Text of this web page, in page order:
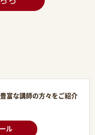
富な講師の方々をご紹介
ル